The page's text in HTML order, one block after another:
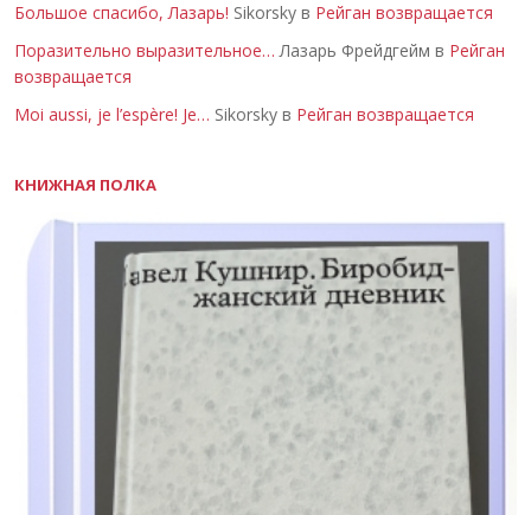
Большое спасибо, Лазарь! Sikorsky в Рейган возвращается
Поразительно выразительное… Лазарь Фрейдгейм в Рейган
возвращается
Moi aussi, je l’espère! Je… Sikorsky в Рейган возвращается
КНИЖНАЯ ПОЛКА